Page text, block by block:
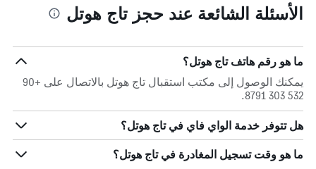
الأسئلة الشائعة عند حجز تاج هوتل
ما هو رقم هاتف تاج هوتل؟
يمكنك الوصول إلى مكتب استقبال تاج هوتل بالاتصال على +90
532 303 8791.
هل تتوفر خدمة الواي فاي في تاج هوتل؟
ما هو وقت تسجيل المغادرة في تاج هوتل؟